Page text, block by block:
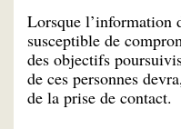
Lorsque l’information
susceptible de
des objectifs
de ces personnes
de la prise de contact.